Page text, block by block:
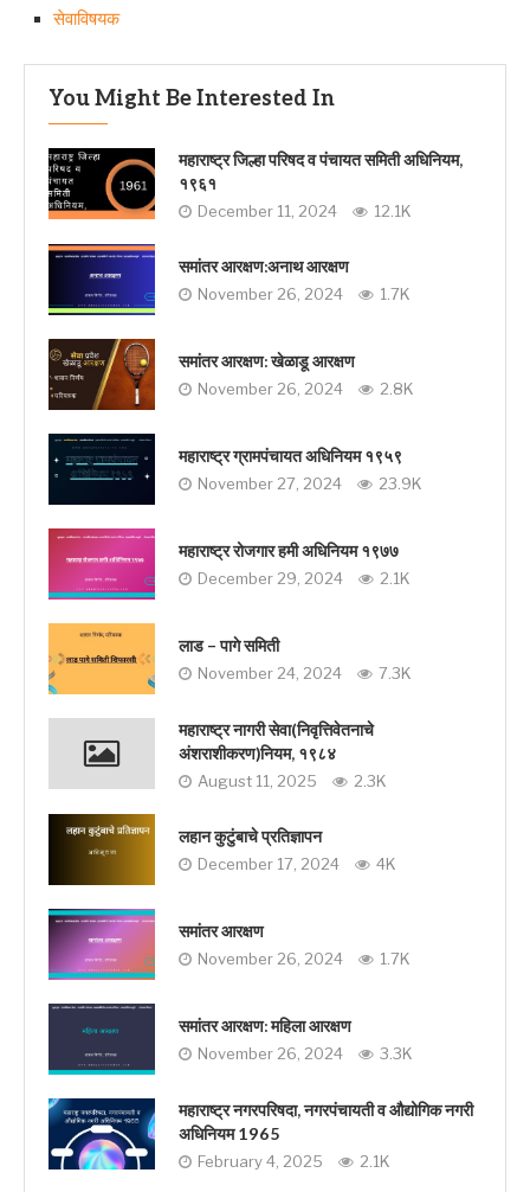
सेवाविषयक
You Might Be Interested In
महाराष्ट्र जिल्हा परिषद व पंचायत समिती अधिनियम,
१९६१
December 11, 2024 12.1K
समांतर आरक्षण:अनाथ आरक्षण
November 26, 2024 1.7K
समांतर आरक्षण: खेळाडू आरक्षण
November 26, 2024 2.8K
महाराष्ट्र ग्रामपंचायत अधिनियम १९५९
November 27, 2024 23.9K
महाराष्ट्र रोजगार हमी अधिनियम १९७७
December 29, 2024 2.1K
लाड – पागे समिती
November 24, 2024 7.3K
महाराष्ट्र नागरी सेवा(निवृत्तिवेतनाचे
अंशराशीकरण)नियम, १९८४
August 11, 2025 2.3K
लहान कुटुंबाचे प्रतिज्ञापन
December 17, 2024 4K
समांतर आरक्षण
November 26, 2024 1.7K
समांतर आरक्षण: महिला आरक्षण
November 26, 2024 3.3K
महाराष्ट्र नगरपरिषदा, नगरपंचायती व औद्योगिक नगरी
अधिनियम 1965
February 4, 2025 2.1K